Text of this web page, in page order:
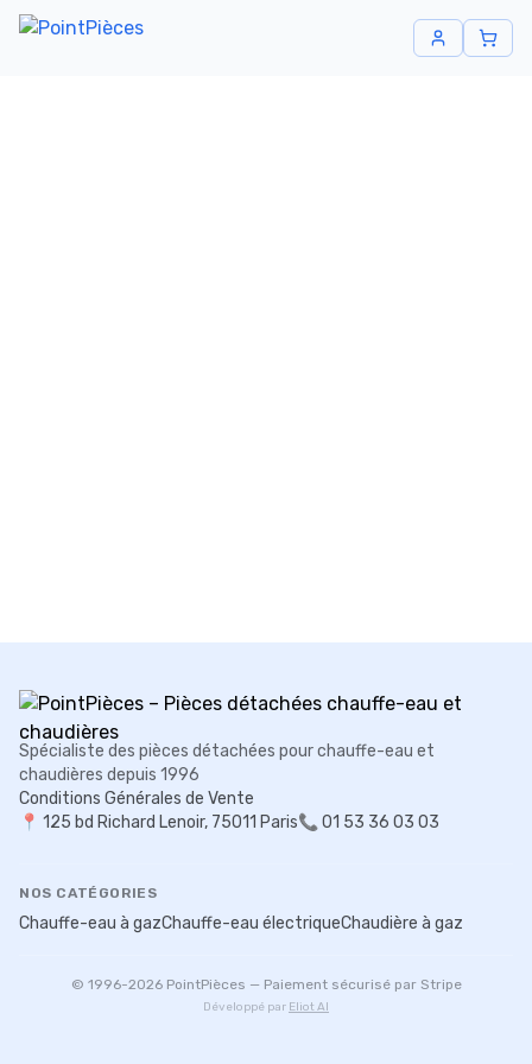
Spécialiste des pièces détachées pour chauffe-eau et
chaudières depuis 1996
Conditions Générales de Vente
📍 125 bd Richard Lenoir, 75011 Paris📞 01 53 36 03 03
NOS CATÉGORIES
Chauffe-eau à gazChauffe-eau électriqueChaudière à gaz
© 1996-2026PointPièces — Paiement sécurisé par Stripe
Développé par Eliot AI